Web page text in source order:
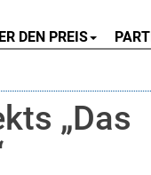
DEN PREIS
„Das